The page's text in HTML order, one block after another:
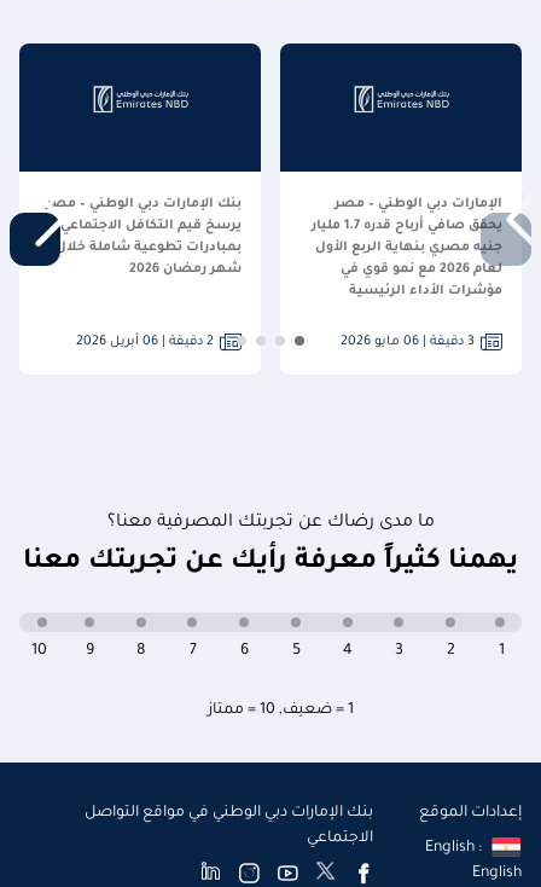
الإمارات دبي الوطني – مصر
يحقق صافي أرباح قدره 1.7 مليار
جنيه مصري بنهاية الربع الأول
لعام 2026 مع نمو قوي في
مؤشرات الأداء الرئيسية
3 دقيقة | 06 مايو 2026
بنك الإمارات دبي الوطني – مصر
يرسخ قيم التكافل الاجتماعي
بمبادرات تطوعية شاملة خلال
شهر رمضان 2026
2 دقيقة | 06 أبريل 2026
ما مدى رضاك عن تجربتك المصرفية معنا؟
يهمنا كثيراً معرفة رأيك عن تجربتك معنا
1 = ضعيف , 10 = ممتاز
10 9 8 7 6 5 4 3 2 1
إعدادات الموقع
English :
English
بنك الإمارات دبي الوطني في مواقع التواصل
الاجتماعي